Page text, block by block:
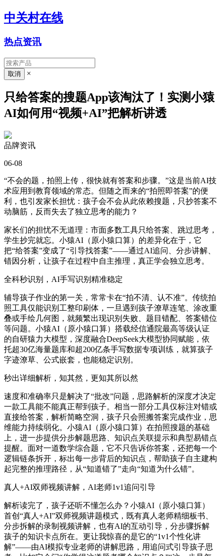
中关村在线
热点资讯
×
只给答案的搜题App该淘汰了！实测小猿
AI如何用“视频+AI”把解析讲透
品牌资讯
06-08
“不会的题，拍照上传，很快就有答案和步骤。”这是当前AI技
术应用到教育领域的常态。但随之而来的“拍照即答案”的便
利，也引发家长担忧：孩子会不会从此依赖搜题，只抄答案不
动脑筋，反而失去了独立思考的能力？
家长们的担忧不无道理：市面多数工具只给答案、跳过思考，
学生抄完就忘。小猿AI（原小猿口算）的差异化在于，它
把“给答案”变成了“引导找答案”——通过AI追问、分步讲解、
错因分析，让孩子在过程中自主推理，真正学会独立思考。
全科秒识别，AI手写识别精准稳定
辅导孩子作业的第一关，常常卡在“拍不清、认不准”。传统拍
照工具仅能识别工整印刷体，一旦遇到孩子潦草连笔、涂改重
叠或手绘几何图，就频繁出现识别失败、题目错配、答案错位
等问题。小猿AI（原小猿口算）搭载经信通院最高等级认证
的自研猿力大模型，深度融合DeepSeek大模型协同赋能，依
托超30亿海量题库和超200亿条手写数据专项训练，就算孩子
字迹潦草、公式嵌套，也能稳定识别。
秒出详细解析，知其然，更知其所以然
速度和准确率只是解决了“批改”问题，思路解析的深度才决定
一款工具能不能真正帮到孩子。相当一部分工具仅标注对错或
直接给答案，解析简略空洞，孩子只会照搬答案完成作业，思
维能力持续弱化。小猿AI（原小猿口算）在拍照搜题的基础
上，进一步提供分步解题思路、知识点关联提示和典型易错点
提醒。面对一道数学综合题，它不只告诉你答案，还把每一个
逻辑链条拆开，标出每一步背后的知识点，帮助孩子自主建构
起完整的推理路径，从“知道错了”走向“知道为什么错”。
真人+AI双师视频讲解，AI老师1v1追问引导
解析读完了，孩子还听不懂怎么办？小猿AI（原小猿口算）
首创“真人+AI”双师视频讲题模式，既有真人老师精细板书、
分步拆解的录制视频讲解，也有AI的互动引导，分步骤拆解
孩子的知识卡点所在。更让我惊喜的是它的“1v1个性化讲
解”——由AI模拟专业老师的讲解思路，用追问式引导孩子思